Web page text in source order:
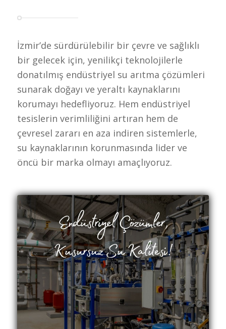
İzmir’de sürdürülebilir bir çevre ve sağlıklı
bir gelecek için, yenilikçi teknolojilerle
donatılmış endüstriyel su arıtma çözümleri
sunarak doğayı ve yeraltı kaynaklarını
korumayı hedefliyoruz. Hem endüstriyel
tesislerin verimliliğini artıran hem de
çevresel zararı en aza indiren sistemlerle,
su kaynaklarının korunmasında lider ve
öncü bir marka olmayı amaçlıyoruz.